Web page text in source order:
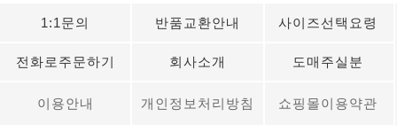
1:1문의 반품교환안내 사이즈선택요령
전화로주문하기 회사소개 도매주실분
이용안내 개인정보처리방침 쇼핑몰이용약관